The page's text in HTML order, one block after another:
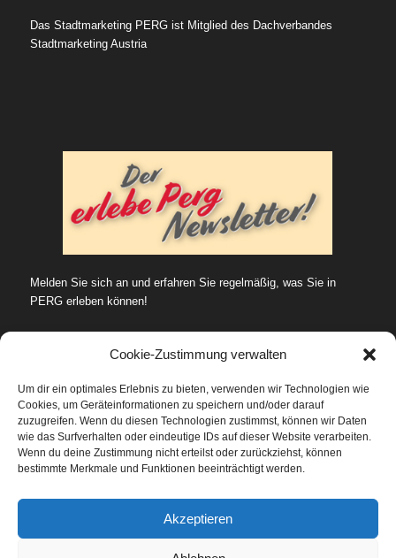
Cookie-Zustimmung verwalten
Um dir ein optimales Erlebnis zu bieten, verwenden wir Technologien wie
Cookies, um Geräteinformationen zu speichern und/oder darauf
zuzugreifen. Wenn du diesen Technologien zustimmst, können wir Daten
wie das Surfverhalten oder eindeutige IDs auf dieser Website verarbeiten.
Wenn du deine Zustimmung nicht erteilst oder zurückziehst, können
bestimmte Merkmale und Funktionen beeinträchtigt werden.
Akzeptieren
Das Stadtmarketing PERG ist Mitglied des Dachverbandes
Stadtmarketing Austria
Melden Sie sich an und erfahren Sie regelmäßig, was Sie in
PERG erleben können!
SUCHE…
Datenschutz